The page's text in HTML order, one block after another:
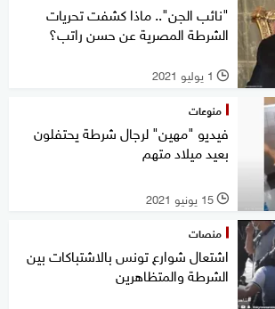
"نائب الجن".. ماذا كشفت تحريات
الشرطة المصرية عن حسن راتب؟
l 1 يوليو 2021
منوعات
فيديو "مهين" لرجال شرطة يحتفلون
بعيد ميلاد متهم
l 15 يونيو 2021
منصات
اشتعال شوارع تونس بالاشتباكات بين
الشرطة والمتظاهرين